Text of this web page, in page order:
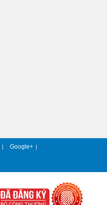
| Google+ |